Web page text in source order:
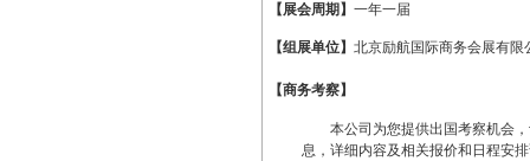
【展会周期】 一年一届
【组展单位】 北京励航国际商务会展有限
【商务考察】
本公司为您提供出国考察机会
息，详细内容及相关报价和日程安